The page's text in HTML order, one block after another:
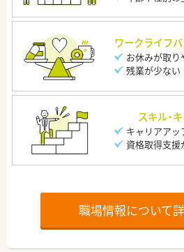
ワークライフ
お休みが取り
残業が少ない
スキル・
キャリアア
資格取得支援
職場情報について